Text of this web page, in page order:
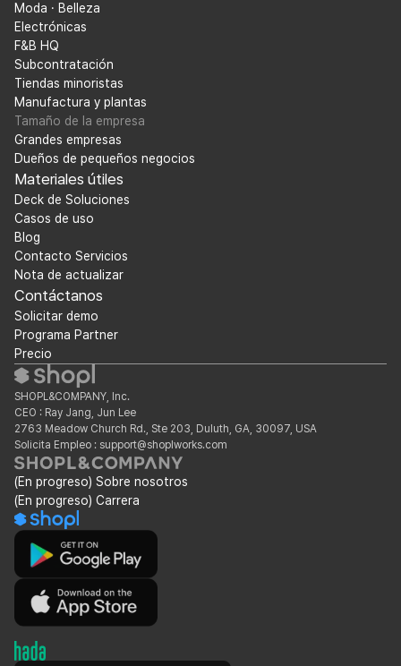
Moda · Belleza
Electrónicas
F&B HQ
Subcontratación
Tiendas minoristas
Manufactura y plantas
Tamaño de la empresa
Grandes empresas
Dueños de pequeños negocios
Materiales útiles
Deck de Soluciones
Casos de uso
Blog
Contacto Servicios
Nota de actualizar
Contáctanos
Solicitar demo
Programa Partner
Precio
SHOPL&COMPANY, Inc.
CEO : Ray Jang, Jun Lee
2763 Meadow Church Rd., Ste 203, Duluth, GA, 30097, USA
Solicita Empleo : support@shoplworks.com
(En progreso) Sobre nosotros
(En progreso) Carrera